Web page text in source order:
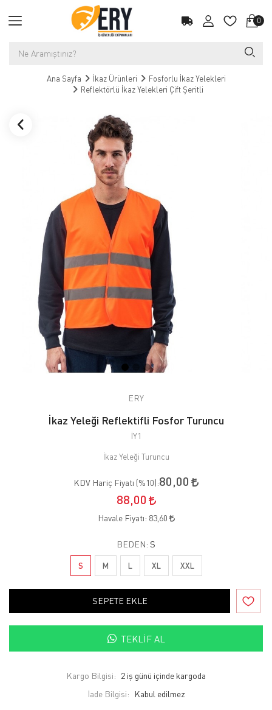
0
Ana Sayfa İkaz Ürünleri
Fosforlu İkaz Yelekleri
Reflektörlü İkaz Yelekleri Çift Şeritli
ERY
İkaz Yeleği Reflektifli Fosfor Turuncu
İY1
İkaz Yeleği Turuncu
KDV Hariç Fiyatı (%10):80,00
88,00
Havale Fiyatı: 83,60
BEDEN: S
S M L XL XXL
SEPETE EKLE
TEKLIF AL
Kargo Bilgisi: 2 iş günü içinde kargoda
İade Bilgisi: